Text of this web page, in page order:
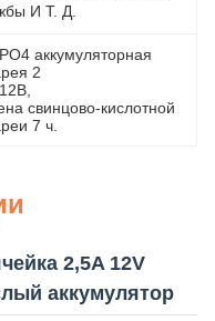
И Т. Д.
аккумуляторная
2
свинцово-кислотной
7 ч.
2,5A 12V
аккумулятор